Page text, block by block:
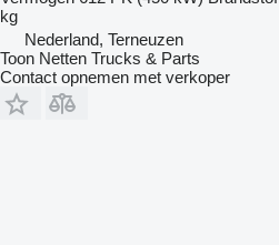
kg
Nederland, Terneuzen
Toon Netten Trucks & Parts
Contact opnemen met verkoper